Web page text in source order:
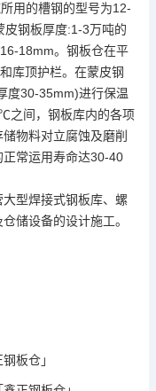
用的槽钢的型号为12-
钢板厚度:1-3万吨的
18mm。钢板仓在平
库顶护栏。在蒙皮钢
度30-35mm)进行保温
之间，钢板库内的各项
物料对立腐蚀及磨削
常运用寿命达30-40
型焊接式钢板库、螺
储设备的设计施工。
板仓」